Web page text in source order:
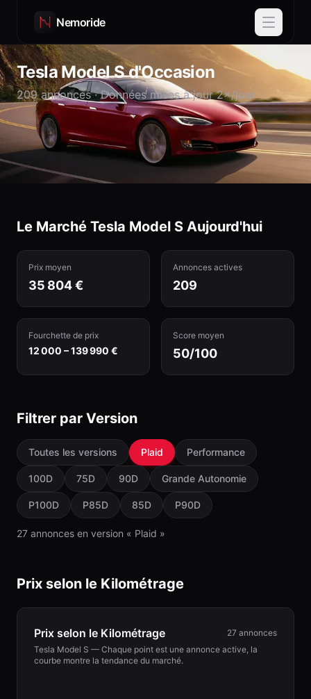
Nemoride
TeslaModel Sd'Occasion
209annonces · Données mises à jour 2×/jour
Le Marché Tesla Model S Aujourd'hui
Prix moyen
35 804 €
Annonces actives
209
Fourchette de prix
12 000 – 139 990 €
Score moyen
50/100
Filtrer par Version
Toutes les versions Plaid Performance
100D 75D 90D Grande Autonomie
P100D P85D 85D P90D
27 annonces en version « Plaid »
Prix selon le Kilométrage
Prix selon le Kilométrage 27 annonces
Tesla Model S — Chaque point est une annonce active, la
courbe montre la tendance du marché.